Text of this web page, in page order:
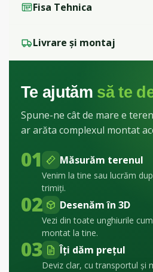
Fisa Tehnica
Livrare și montaj
Te ajutăm să te
Spune-ne cât de mare e
ar arăta complexul montat
01 Măsurăm terenul
Venim la tine sau lucrăm
trimiți.
02 Desenăm în 3D
Vezi din toate unghiurile
montat la tine.
03 Îți dăm prețul
Deviz clar, cu transportul și